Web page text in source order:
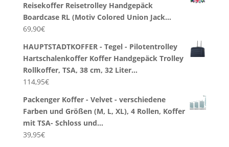
Reisekoffer Reisetrolley Handgepäck
Boardcase RL (Motiv Colored Union Jack…
69,90€
HAUPTSTADTKOFFER - Tegel - Pilotentrolley
Hartschalenkoffer Koffer Handgepäck Trolley
Rollkoffer, TSA, 38 cm, 32 Liter…
114,95€
Packenger Koffer - Velvet - verschiedene
Farben und Größen (M, L, XL), 4 Rollen, Koffer
mit TSA- Schloss und…
39,95€